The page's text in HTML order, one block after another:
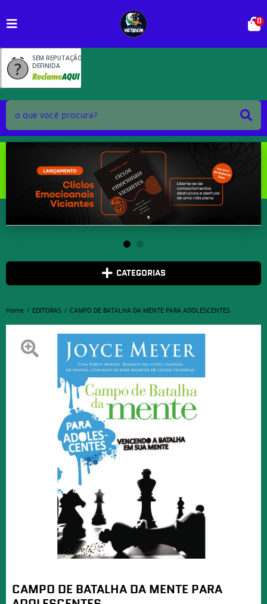
SEM REPUTAÇÃO
DEFINIDA
0
CATEGORIAS
Home EDITORAS CAMPO DE BATALHA DA MENTE PARA ADOLESCENTES
CAMPO DE BATALHA DA MENTE PARA